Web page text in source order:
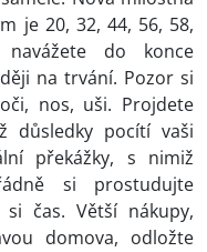
je 20, 32, 44, 56, 58,
do konce
na trvání. Pozor si
nos, uši. Projdete
důsledky pocítí vaši
překážky, s nimiž
si prostudujte
čas. Větší nákupy,
domova, odložte